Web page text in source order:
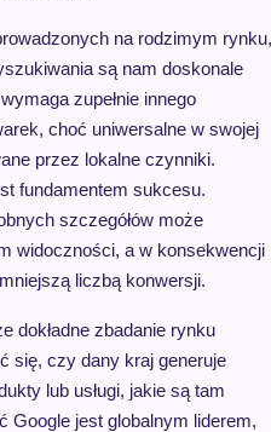
na rodzimym rynku,
są nam doskonale
zupełnie innego
choć uniwersalne w swojej
przez lokalne czynniki.
fundamentem sukcesu.
szczegółów może
widoczności, a w konsekwencji
liczbą konwersji.
dokładne zbadanie rynku
się, czy dany kraj generuje
lub usługi, jakie są tam
Google jest globalnym liderem,